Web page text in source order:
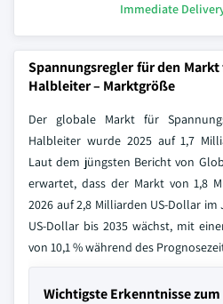
Immediate
Spannungsregler für den
Halbleiter – Marktgröße
Der globale Markt für
Halbleiter wurde 2025 auf 1,7
Laut dem jüngsten Bericht von
erwartet, dass der Markt von 1,8
2026 auf 2,8 Milliarden US-Dollar
US-Dollar bis 2035 wächst, mit
von 10,1 % während des
Wichtigste Erkenntnisse zum